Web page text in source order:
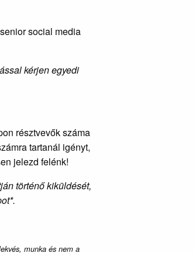
social media
kérjen egyedi
résztvevők száma
tartanál igényt,
jelezd felénk!
történő kiküldését,
munka és nem a